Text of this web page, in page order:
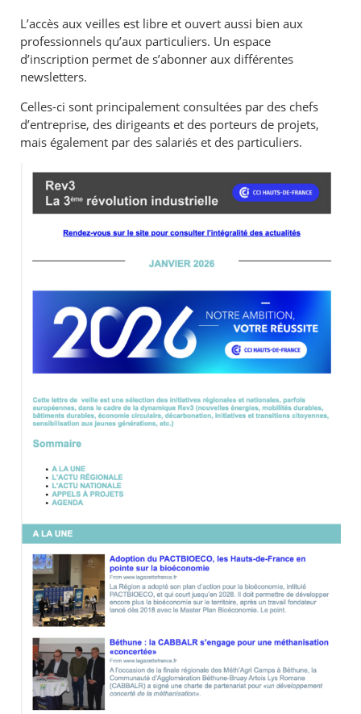
L’accès aux veilles est libre et ouvert aussi bien aux
professionnels qu’aux particuliers. Un espace
d’inscription permet de s’abonner aux différentes
newsletters.
Celles-ci sont principalement consultées par des chefs
d’entreprise, des dirigeants et des porteurs de projets,
mais également par des salariés et des particuliers.